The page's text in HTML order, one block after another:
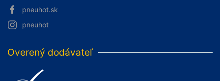
pneuhot.sk
pneuhot
Overený dodávateľ